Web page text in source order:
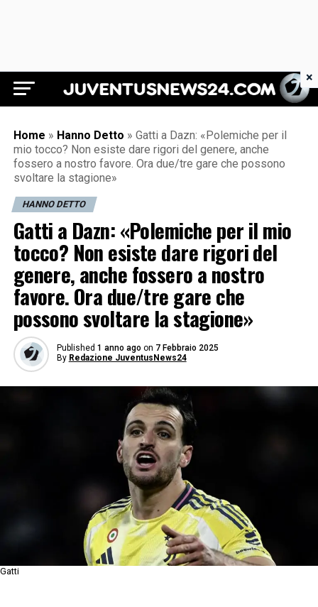
Juventus News 24
Home » Hanno Detto » Gatti a Dazn: «Polemiche per il
mio tocco? Non esiste dare rigori del genere, anche
fossero a nostro favore. Ora due/tre gare che possono
svoltare la stagione»
HANNO DETTO
Gatti a Dazn: «Polemiche per il mio
tocco? Non esiste dare rigori del
genere, anche fossero a nostro
favore. Ora due/tre gare che
possono svoltare la stagione»
Published 1 anno ago on 7 Febbraio 2025
By Redazione JuventusNews24
Gatti
×